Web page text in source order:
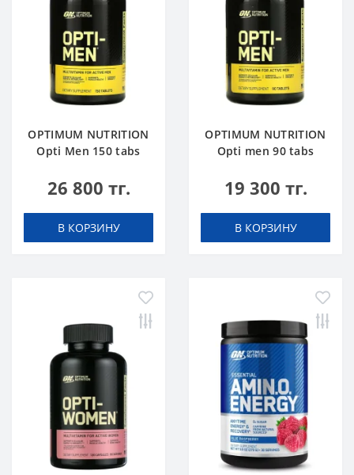
OPTIMUM NUTRITION
Opti Men 150 tabs
26 800 тг.
В КОРЗИНУ
OPTIMUM NUTRITION
Opti men 90 tabs
19 300 тг.
В КОРЗИНУ